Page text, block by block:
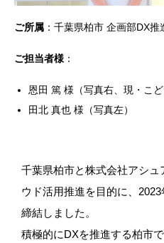
ご所属 ：千葉県柏市 企画部DX推
ご担当者様 ：
恩田 篤 様（写真右、現・こ
田北 真也 様（写真左）
千葉県柏市と株式会社アシュ
ウド活用推進を目的に、
締結しました。
積極的にDXを推進する柏市